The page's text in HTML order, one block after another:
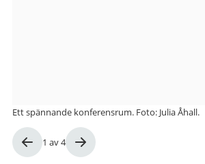
Bild
1 av4
Ett spännande konferensrum. Foto: Julia Åhall.